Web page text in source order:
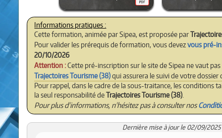
Cette formation, animée par Sipea, est proposée par
Pour valider les prérequis de formation, vous devezvous pré-
20/10/2026
Attention :Cette pré-inscription sur le site de Sipea ne vaut
Trajectoires Tourisme (38)qui assurera le suivi de votre
Pour rappel, dans le cadre de la sous-traitance, les conditions
la seul responsabilité deTrajectoires Tourisme (38)
Pour plus d'informations, n'hésitez pas à consulter nos
Dernière mise à jour le 02/09/2025